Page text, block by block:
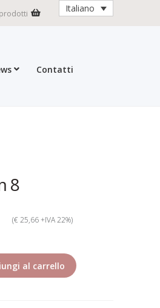
Italiano
Contatti
8
(€ 25,66 +IVA 22%)
al carrello